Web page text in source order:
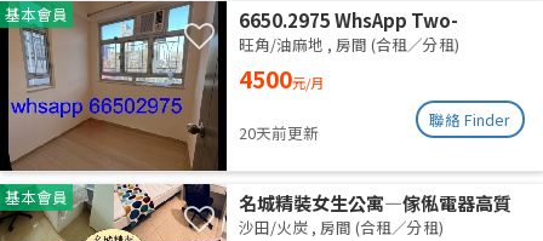
基本會員
6650.2975 WhsApp Two-
bedroom unit with one empty
room, newly renovated,
available for separate rental or
shared accommodation. High
floor with roof. Utilities
included. Excellent ventilation,
clean and quiet.
旺角/油麻地 , 房間 (合租／分租)
4500元/月
20天前更新
聯絡 Finder
基本會員
名城精裝女生公寓—傢俬電器高質
齊全 拎包即入住 (業主自放無佣)
沙田/火炭 , 房間 (合租／分租)